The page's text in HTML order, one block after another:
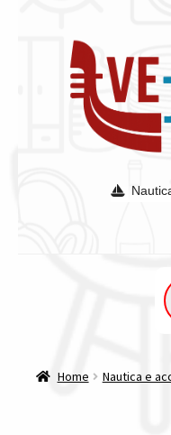
alla
navigazione
contenuto
Acquisto
Spedizioni in
Home Nautica e